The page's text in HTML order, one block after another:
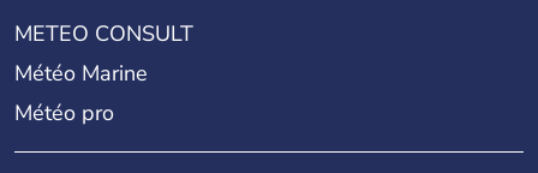
METEO CONSULT
Météo Marine
Météo pro